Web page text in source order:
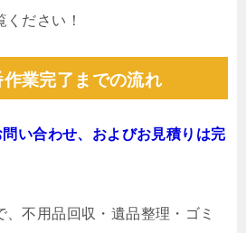
ください！
業完了までの流れ
問い合わせ、およびお見積りは完
不用品回収・遺品整理・ゴミ